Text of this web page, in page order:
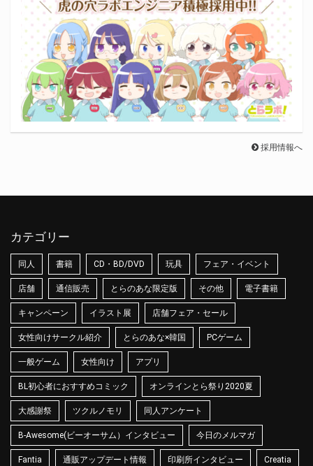
採用情報へ
カテゴリー
同人 書籍 CD・BD/DVD 玩具 フェア・イベント
店舗 通信販売 とらのあな限定版 その他 電子書籍
キャンペーン イラスト展 店舗フェア・セール
女性向けサークル紹介 とらのあな×韓国 PCゲーム
一般ゲーム 女性向け アプリ
BL初心者におすすめコミック オンラインとら祭り2020夏
大感謝祭 ツクルノモリ 同人アンケート
B-Awesome(ビーオーサム）インタビュー 今日のメルマガ
Fantia 通販アップデート情報 印刷所インタビュー Creatia